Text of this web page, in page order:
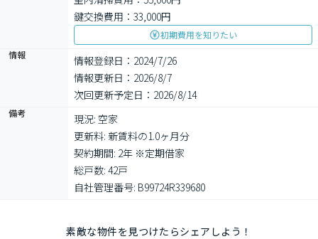
鍵交換費用：33,000円
初期費用を知りたい
情報
情報登録日：2024/7/26
情報更新日：2026/8/7
次回更新予定日：2026/8/14
備考
現況: 空家
更新料: 新賃料の1.0ヶ月分
契約期間: 2年 ※定期借家
総戸数: 42戸
自社管理番号: B99724R339680
素敵な物件を見つけたらシェアしよう！